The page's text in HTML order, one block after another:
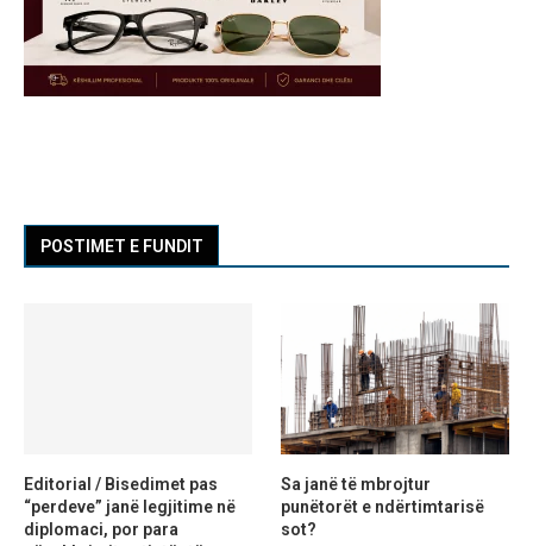
POSTIMET E FUNDIT
Editorial / Bisedimet pas
“perdeve” janë legjitime në
diplomaci, por para
Sa janë të mbrojtur
punëtorët e ndërtimtarisë
sot?